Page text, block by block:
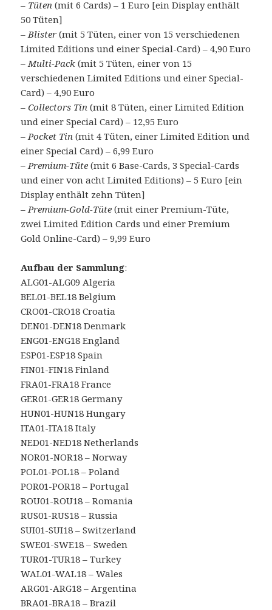
– Tüten (mit 6 Cards) – 1 Euro [ein Display enthält
50 Tüten]
–Blister (mit 5 Tüten, einer von 15 verschiedenen
Limited Editions und einer Special-Card) – 4,90 Euro
–Multi-Pack (mit 5 Tüten, einer von 15
verschiedenen Limited Editions und einer Special-
Card) – 4,90 Euro
–Collectors Tin (mit 8 Tüten, einer Limited Edition
und einer Special Card) – 12,95 Euro
–Pocket Tin (mit 4 Tüten, einer Limited Edition und
einer Special Card) – 6,99 Euro
–Premium-Tüte (mit 6 Base-Cards, 3 Special-Cards
und einer von acht Limited Editions) – 5 Euro [ein
Display enthält zehn Tüten]
–Premium-Gold-Tüte (mit einer Premium-Tüte,
zwei Limited Edition Cards und einer Premium
Gold Online-Card) – 9,99 Euro
Aufbau der Sammlung:
ALG01-ALG09 Algeria
BEL01-BEL18 Belgium
CRO01-CRO18 Croatia
DEN01-DEN18 Denmark
ENG01-ENG18 England
ESP01-ESP18 Spain
FIN01-FIN18 Finland
FRA01-FRA18 France
GER01-GER18 Germany
HUN01-HUN18 Hungary
ITA01-ITA18 Italy
NED01-NED18 Netherlands
NOR01-NOR18 – Norway
POL01-POL18 – Poland
POR01-POR18 – Portugal
ROU01-ROU18 – Romania
RUS01-RUS18 – Russia
SUI01-SUI18 – Switzerland
SWE01-SWE18 – Sweden
TUR01-TUR18 – Turkey
WAL01-WAL18 – Wales
ARG01-ARG18 – Argentina
BRA01-BRA18 – Brazil